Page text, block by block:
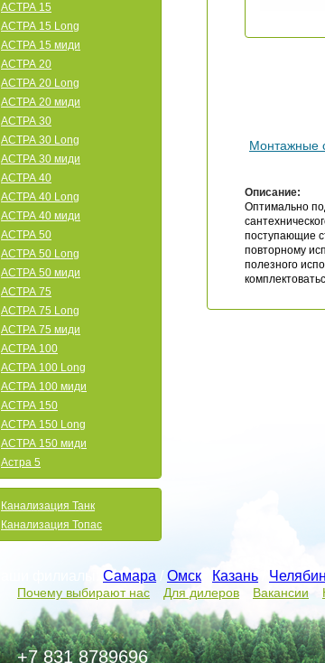
АСТРА 15
АСТРА 15 Long
АСТРА 15 миди
АСТРА 20
АСТРА 20 Long
АСТРА 20 миди
АСТРА 30
АСТРА 30 Long
АСТРА 30 миди
АСТРА 40
АСТРА 40 Long
АСТРА 40 миди
АСТРА 50
АСТРА 50 Long
АСТРА 50 миди
АСТРА 75
АСТРА 75 Long
АСТРА 75 миди
АСТРА 100
АСТРА 100 Long
АСТРА 100 миди
АСТРА 150
АСТРА 150 Long
АСТРА 150 миди
Астра 5
Канализация Танк
Канализация Топас
Монтажные
Описание:
Оптимально
поступающие
повторному
полезного
Самара / Омск Казань
Почему выбирают нас Для дилеров Вакансии
+7 831 8789696